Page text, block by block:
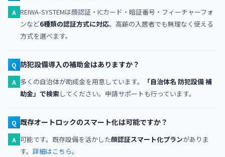
A REIWA-SYSTEMは顔認証・ICカード・暗証番号・フィーチャーフォ
ンなど6種類の認証方式に対応。高齢の入居者でも無理なく使える
方式を選べます。
Q 防犯設備導入の補助金はありますか？
A 多くの自治体が助成金を用意しています。
「自治体名 防犯設備 補
助金」で検索 してください。申請サポートも行っています。
Q 既存オートロックのスマート化は可能ですか？
A 可能です。既存設備を活かした顔認証スマート化プランがありま
す。 詳細はこちら。